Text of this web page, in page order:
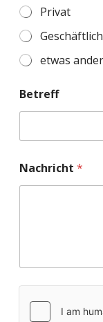
Privat
Geschäftlich
etwas
Betreff
Nachricht *